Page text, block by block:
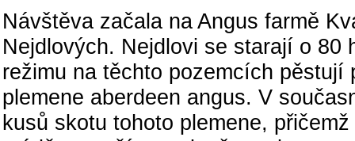
Návštěva začala na Angus farmě
Nejdlových. Nejdlovi se starají o 80
režimu na těchto pozemcích
plemene aberdeen angus. V
kusů skotu tohoto plemene,